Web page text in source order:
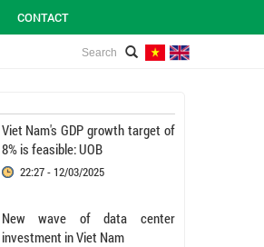
CONTACT
Viet Nam's GDP growth target of
8% is feasible: UOB
22:27 - 12/03/2025
New wave of data center
investment in Viet Nam